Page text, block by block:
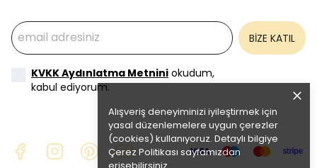
Alışveriş deneyiminizi iyileştirmek için
yasal düzenlemelere uygun çerezler
(cookies) kullanıyoruz. Detaylı bilgiye
Çerez Politikası sayfamızdan
BİZE KATIL
KVKK Aydınlatma Metnini okudum,
kabul ediyorum.